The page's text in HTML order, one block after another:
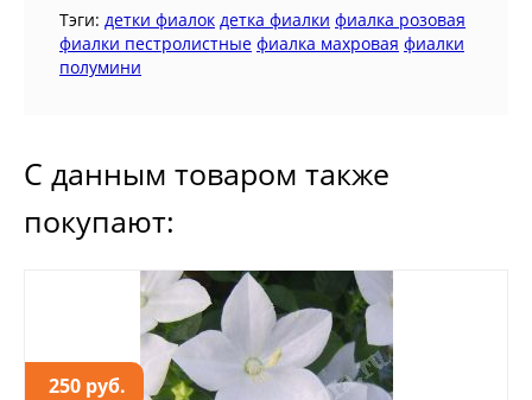
Тэги: детки фиалок детка фиалки фиалка розовая
фиалки пестролистные фиалка махровая фиалки
полумини
С данным товаром также
покупают:
250 руб.